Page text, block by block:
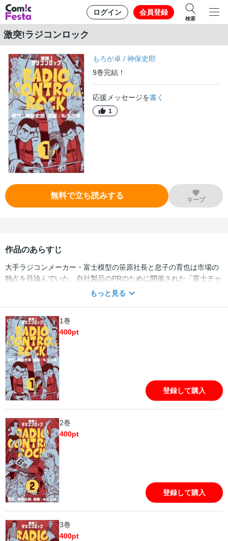
ログイン 会員登録
検索
激突!ラジコンロック
もろが卓 /神保史郎
9巻完結！
応援メッセージを書く
1
無料で立ち読みする キープ
作品のあらすじ
大手ラジコンメーカー・富士模型の笹原社長と息子の育也は市場の
独占を目論んでいた。自社製品のPRのために開催された「富士チャ
ンピオン杯」には育也が出場。彼のテクニックは超一流で、優勝は
で、心は突然、逆立ちになってコントローラーを操作し始めた。い
ったいどんな技なのか!? RCブーム時代の雰囲気が味わえる名作！
もっと見る
1巻
400pt
登録して購入
2巻
400pt
登録して購入
3巻
400pt